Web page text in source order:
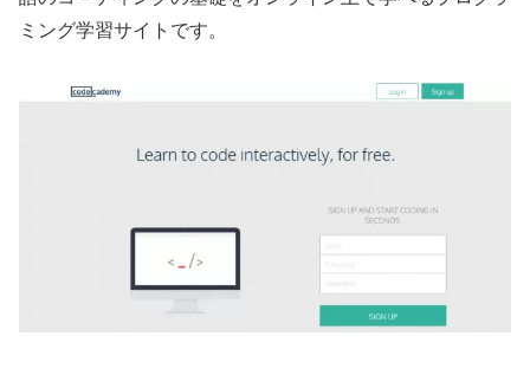
ミング学習サイトです。